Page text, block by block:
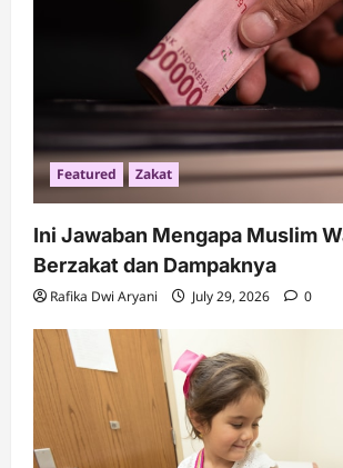
Featured Zakat
Ini Jawaban Mengapa Muslim
Berzakat dan Dampaknya
Rafika Dwi Aryani July 29, 2026 0